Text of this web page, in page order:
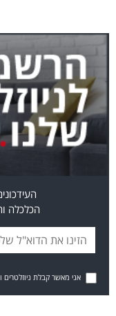
הכלכלה
אני מאשר קבלת ניוזלטרים